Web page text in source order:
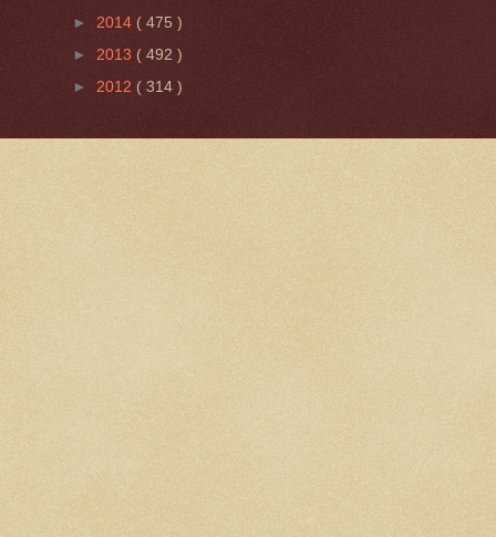
► 2014 ( 475 )
► 2013 ( 492 )
► 2012 ( 314 )